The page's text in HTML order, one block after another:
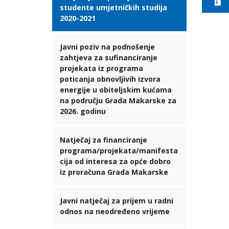
studente umjetničkih studija
2020-2021
Javni poziv na podnošenje
zahtjeva za sufinanciranje
projekata iz programa
poticanja obnovljivih izvora
energije u obiteljskim kućama
na području Grada Makarske za
2026. godinu
Natječaj za financiranje
programa/projekata/manifesta
cija od interesa za opće dobro
iz proračuna Grada Makarske
Javni natječaj za prijem u radni
odnos na neodređeno vrijeme